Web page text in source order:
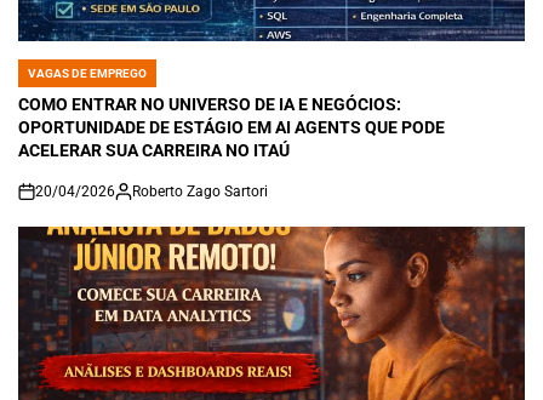
POSTED
IN
VAGAS DE EMPREGO
COMO ENTRAR NO UNIVERSO DE IA E NEGÓCIOS:
OPORTUNIDADE DE ESTÁGIO EM AI AGENTS QUE PODE
ACELERAR SUA CARREIRA NO ITAÚ
on
20/04/2026 Roberto Zago Sartori